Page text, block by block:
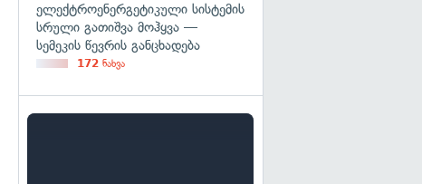
ელექტროენერგეტიკული სისტემის
სრული გათიშვა მოჰყვა —
სემეკის წევრის განცხადება
172 ნახვა